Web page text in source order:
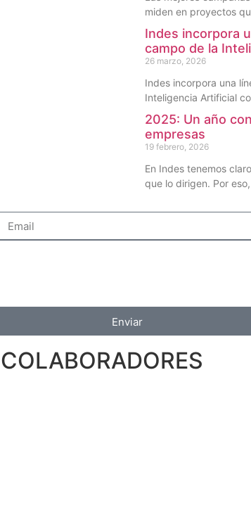
miden en proyectos
Indes incorpora
campo de la
26 marzo, 2026
Indes incorpora una
Inteligencia Artificial
2025: Un año
empresas
19 febrero, 2026
En Indes tenemos
que lo dirigen. Por
Enviar
COLABORADORES